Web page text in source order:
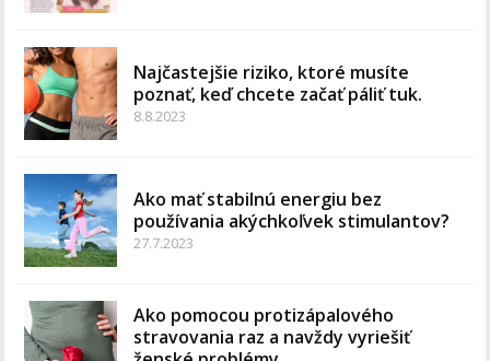
Najčastejšie riziko, ktoré musíte
poznať, keď chcete začať páliť tuk.
8.8.2023
Ako mať stabilnú energiu bez
používania akýchkoľvek stimulantov?
27.7.2023
Ako pomocou protizápalového
stravovania raz a navždy vyriešiť